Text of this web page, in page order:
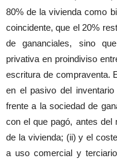
80% de la vivienda como
coincidente, que el 20%
de gananciales, sino
privativa en proindiviso
escritura de compraventa.
en el pasivo del
frente a la sociedad de
con el que pagó, antes del
de la vivienda; (ii) y el
a uso comercial y